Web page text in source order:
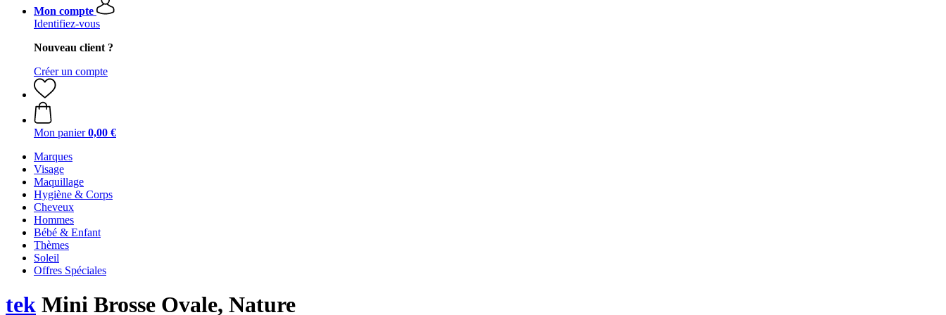
Mon compte
Identifiez-vous
Nouveau client ?
Créer un compte
Mon panier 0,00 €
Marques
Visage
Maquillage
Hygiène & Corps
Cheveux
Hommes
Bébé & Enfant
Thèmes
Soleil
Offres Spéciales
tek Mini Brosse Ovale, Nature